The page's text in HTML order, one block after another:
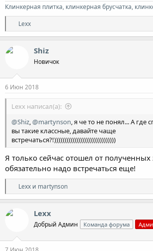
Клинкерная плитка, клинкерная брусчатка,
Р
е
а
:
Lexx
Shiz
Новичок
6 Июн 2018
Lexx написал(а):
@Shiz,@martynson, я че то не понял... А где
вы такие классные, давайте чаще
встречаться?!)))))))))))))))))))))))))))))))
Я только сейчас отошел от
обязательно надо встречаться еще!
Р
е
а
:
Lexx и martynson
Lexx
Добрый Админ Команда форума